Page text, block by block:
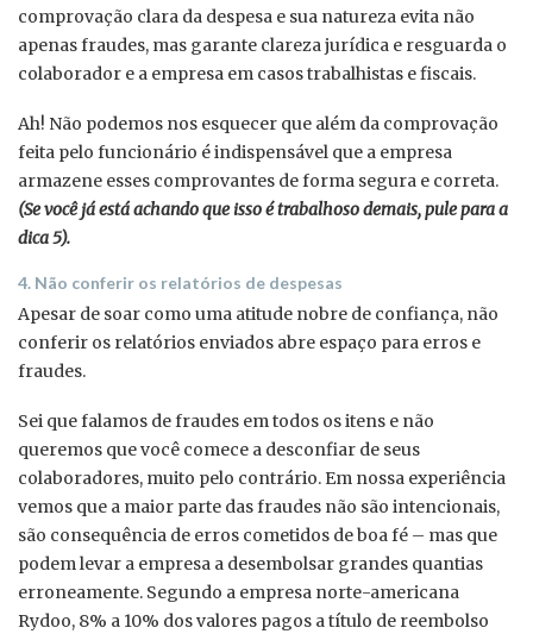
comprovação clara da despesa e sua natureza evita não
apenas fraudes, mas garante clareza jurídica e resguarda o
colaborador e a empresa em casos trabalhistas e fiscais.
Ah! Não podemos nos esquecer que além da comprovação
feita pelo funcionário é indispensável que a empresa
armazene esses comprovantes de forma segura e correta.
(Se você já está achando que isso é trabalhoso demais, pule para a
dica 5).
4. Não conferir os relatórios de despesas
Apesar de soar como uma atitude nobre de confiança, não
conferir os relatórios enviados abre espaço para erros e
fraudes.
Sei que falamos de fraudes em todos os itens e não
queremos que você comece a desconfiar de seus
colaboradores, muito pelo contrário. Em nossa experiência
vemos que a maior parte das fraudes não são intencionais,
são consequência de erros cometidos de boa fé – mas que
podem levar a empresa a desembolsar grandes quantias
erroneamente. Segundo a empresa norte-americana
Rydoo, 8% a 10% dos valores pagos a título de reembolso